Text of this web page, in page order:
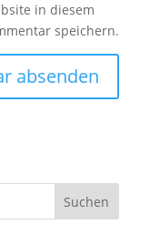
in diesem
speichern.